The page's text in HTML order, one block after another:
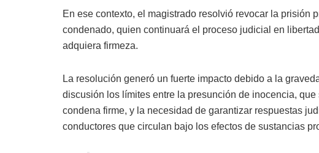
En ese contexto, el magistrado resolvió revocar la prisión
condenado, quien continuará el proceso judicial en
adquiera firmeza.
La resolución generó un fuerte impacto debido a la
discusión los límites entre la presunción de inocencia,
condena firme, y la necesidad de garantizar respuestas
conductores que circulan bajo los efectos de sustancias